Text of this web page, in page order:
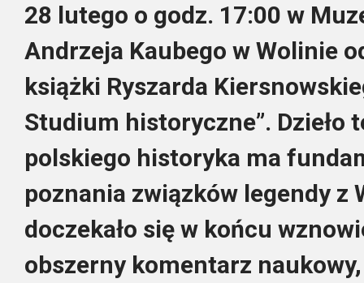
28 lutego o godz. 17:00 w
Andrzeja Kaubego w Wolinie
książki Ryszarda
Studium historyczne”. Dzieło
polskiego historyka ma
poznania związków legendy z
doczekało się w końcu
obszerny komentarz